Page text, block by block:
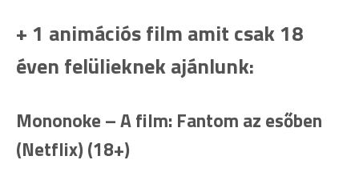
+ 1 animációs film amit csak 18
éven felülieknek ajánlunk:
Mononoke – A film: Fantom az esőben
(Netflix) (18+)